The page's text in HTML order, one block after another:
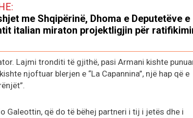
me Shqipërinë, Dhoma e Deputetëve e
italian miraton projektligjin për
Lajmi tronditi të gjithë, pasi Armani kishte
njoftuar blerjen e “La Capannina”, një hap që e
Galeottin, që do të bëhej partneri i tij i jetës dhe i